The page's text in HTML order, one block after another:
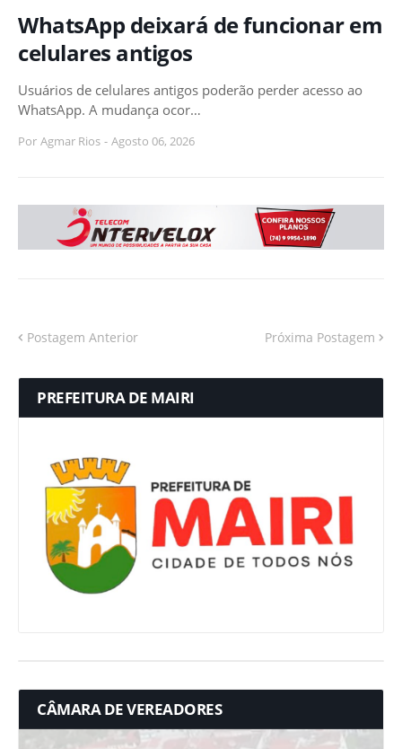
WhatsApp deixará de funcionar em
celulares antigos
Usuários de celulares antigos poderão perder acesso ao
WhatsApp. A mudança ocor…
Por Agmar Rios - Agosto 06, 2026
Postagem Anterior Próxima Postagem
PREFEITURA DE MAIRI
CÂMARA DE VEREADORES